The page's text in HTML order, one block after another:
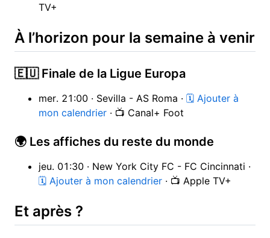
TV+
À l’horizon pour la semaine à venir
🇪🇺 Finale de la Ligue Europa
mer. 21:00 · Sevilla - AS Roma · 🗓 Ajouter à
mon calendrier · 📺 Canal+ Foot
🌍 Les affiches du reste du monde
jeu. 01:30 · New York City FC - FC Cincinnati ·
🗓 Ajouter à mon calendrier · 📺 Apple TV+
Et après ?